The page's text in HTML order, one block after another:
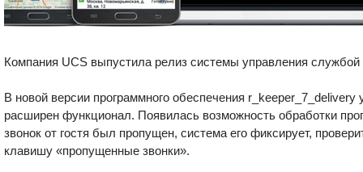
Компания UCS выпустила релиз системы управления
В новой версии программного обеспечения
расширен функционал. Появилась возможность обработки
звонок от гостя был пропущен, система его фиксирует,
клавишу «пропущенные звонки».